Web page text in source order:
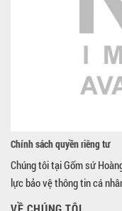
Chính sách quyền riêng tư
Chúng tôi tại Gốm sứ
lực bảo vệ thông tin cá